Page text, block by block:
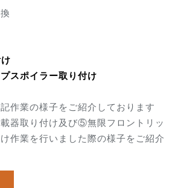
スポイラー取り付け
作業の様子をご紹介しております
器取り付け及び⑤無限フロントリッ
作業を行いました際の様子をご紹介